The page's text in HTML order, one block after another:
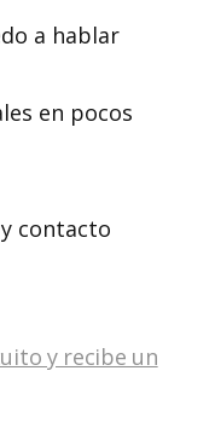
a hablar
en pocos
contacto
y recibe un